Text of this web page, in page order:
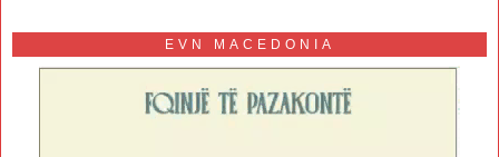
EVN MACEDONIA